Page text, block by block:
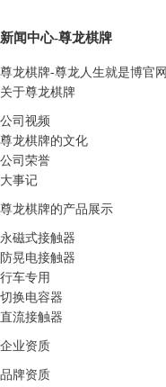
新闻中心-尊龙棋牌
尊龙棋牌-尊龙人生就是博官网
关于尊龙棋牌
公司视频
尊龙棋牌的文化
公司荣誉
大事记
尊龙棋牌的产品展示
永磁式接触器
防晃电接触器
行车专用
切换电容器
直流接触器
企业资质
品牌资质